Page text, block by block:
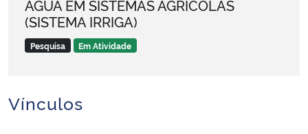
Ministério de Minas e Energia
Ministério da Ciência, Tecnologia, Inovações e Comunicações
Ministério do Turismo
ÁGUA EM SISTEMAS AGRÍCOLAS
(SISTEMA IRRIGA)
Pesquisa Em Atividade
Vínculos